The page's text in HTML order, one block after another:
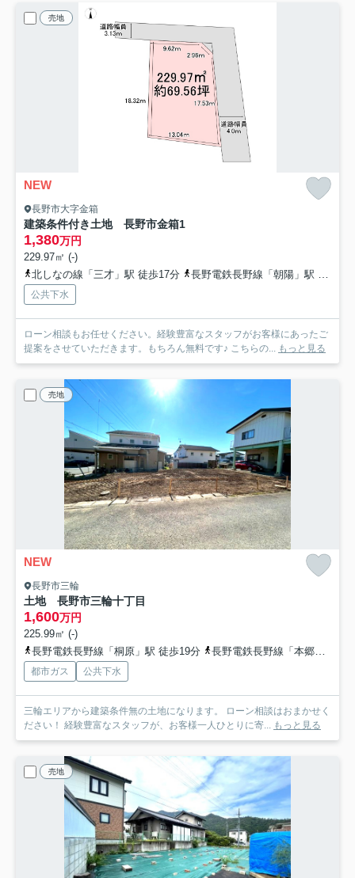
売地
NEW
長野市大字金箱
建築条件付き土地 長野市金箱1
1,380万円
229.97㎡ (-)
北しなの線「三才」駅 徒歩17分
長野電鉄長野線「朝陽」駅 徒歩19分
公共下水
ローン相談もお任せください。経験豊富なスタッフがお客様にあったご
提案をさせていただきます。もちろん無料です♪ こちらの... もっと見る
売地
NEW
長野市三輪
土地 長野市三輪十丁目
1,600万円
225.99㎡ (-)
長野電鉄長野線「桐原」駅 徒歩19分
長野電鉄長野線「本郷」駅 徒歩22分
都市ガス 公共下水
三輪エリアから建築条件無の土地になります。 ローン相談はおまかせく
ださい！ 経験豊富なスタッフが、お客様一人ひとりに寄... もっと見る
売地